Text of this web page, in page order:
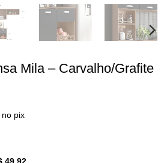
Mila – Carvalho/Grafite
no pix
49,92